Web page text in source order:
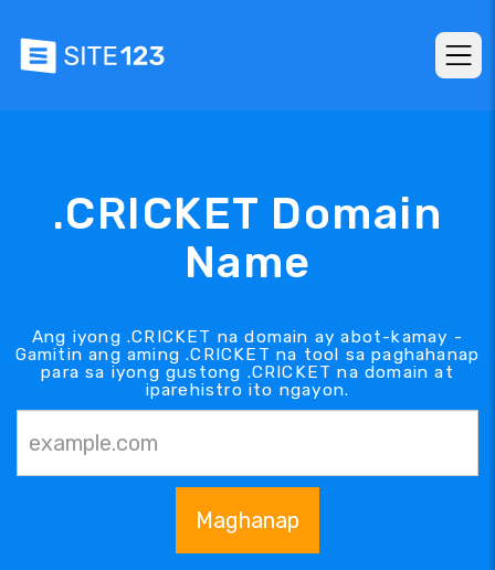
.CRICKET Domain
Name
Ang iyong .CRICKET na domain ay abot-kamay -
Gamitin ang aming .CRICKET na tool sa paghahanap
para sa iyong gustong .CRICKET na domain at
iparehistro ito ngayon.
Maghanap